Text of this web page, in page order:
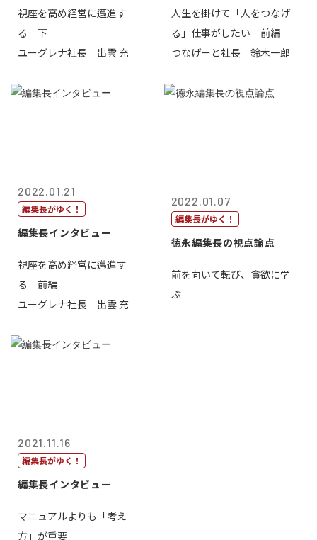
視座を高め経営に邁進す
る 下
ユーグレナ社長 出雲 充
人生を掛けて「人をつなげ
る」仕事がしたい 前編
つなげーと社長 鈴木一郎
2022.01.21
編集長がゆく！
編集長インタビュー
視座を高め経営に邁進す
る 前編
ユーグレナ社長 出雲 充
2022.01.07
編集長がゆく！
徳永編集長の視点論点
前を向いて転び、貪欲に学
ぶ
2021.11.16
編集長がゆく！
編集長インタビュー
マニュアルよりも「考え
方」が重要